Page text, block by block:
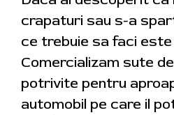
crapaturi sau s-a
ce trebuie sa faci este
Comercializam sute
potrivite pentru
automobil pe care il